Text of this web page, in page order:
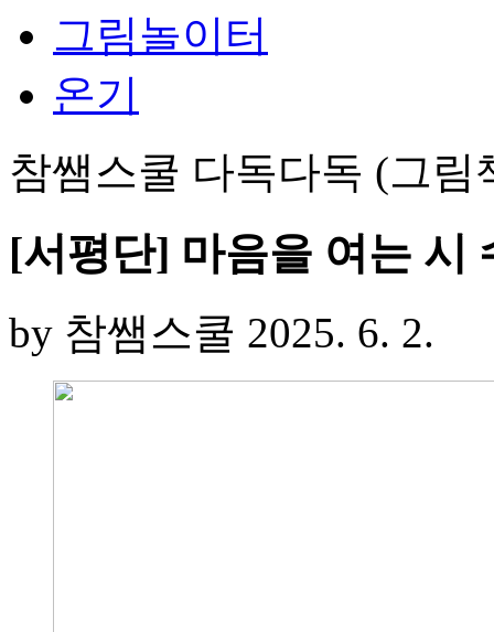
그림놀이터
온기
참쌤스쿨 다독다독 (그림
[서평단] 마음을 여는 시
by 참쌤스쿨 2025. 6. 2.